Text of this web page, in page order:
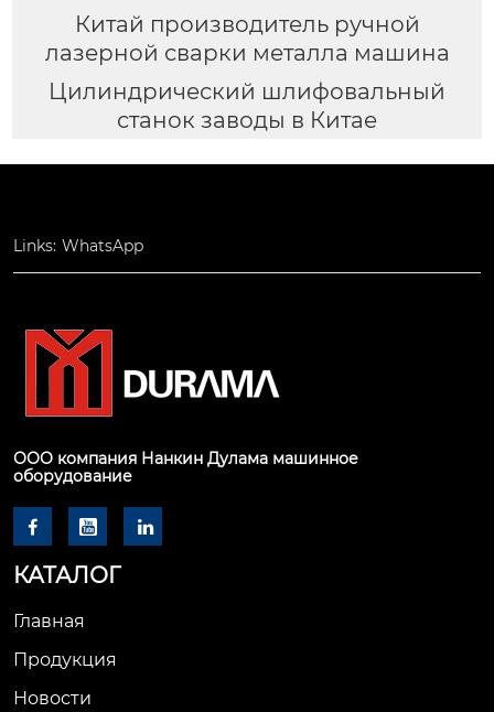
Китай производитель ручной
лазерной сварки металла машина
Цилиндрический шлифовальный
станок заводы в Китае
Links: WhatsApp
ООО компания Нанкин Дулама машинное
оборудование
  
КАТАЛОГ
Главная
Продукция
Новости